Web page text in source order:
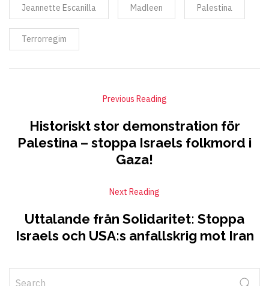
Jeannette Escanilla Madleen Palestina
Terrorregim
Previous Reading
Historiskt stor demonstration för
Palestina – stoppa Israels folkmord i
Gaza!
Next Reading
Uttalande från Solidaritet: Stoppa
Israels och USA:s anfallskrig mot Iran